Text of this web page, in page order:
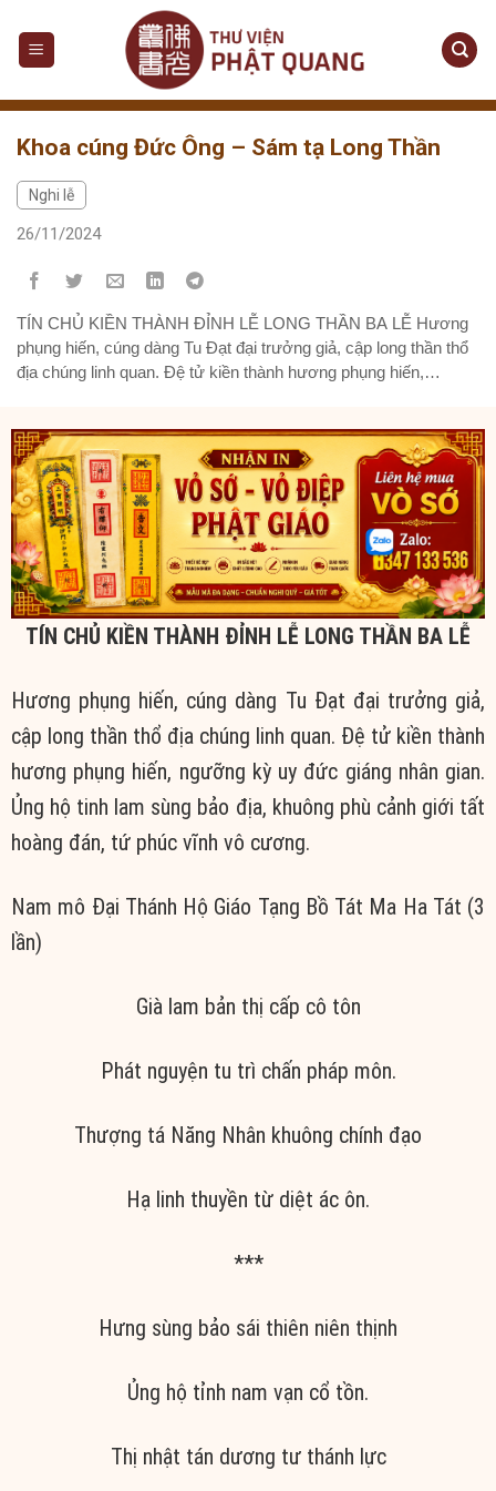
content
Khoa cúng Đức Ông – Sám tạ Long Thần
Nghi lễ
26/11/2024
TÍN CHỦ KIỀN THÀNH ĐỈNH LỄ LONG THẦN BA LỄ Hương
phụng hiến, cúng dàng Tu Đạt đại trưởng giả, cập long thần thổ
địa chúng linh quan. Đệ tử kiền thành hương phụng hiến,
TÍN CHỦ KIỀN THÀNH ĐỈNH LỄ LONG THẦN BA LỄ
Hương phụng hiến, cúng dàng Tu Đạt đại trưởng giả,
cập long thần thổ địa chúng linh quan. Đệ tử kiền thành
hương phụng hiến, ngưỡng kỳ uy đức giáng nhân gian.
Ủng hộ tinh lam sùng bảo địa, khuông phù cảnh giới tất
hoàng đán, tứ phúc vĩnh vô cương.
Nam mô Đại Thánh Hộ Giáo Tạng Bồ Tát Ma Ha Tát (3
lần)
Già lam bản thị cấp cô tôn
Phát nguyện tu trì chấn pháp môn.
Thượng tá Năng Nhân khuông chính đạo
Hạ linh thuyền từ diệt ác ôn.
***
Hưng sùng bảo sái thiên niên thịnh
Ủng hộ tỉnh nam vạn cổ tồn.
Thị nhật tán dương tư thánh lực